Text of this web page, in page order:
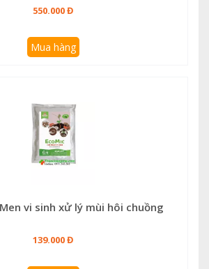
550.000 Đ
Mua hàng
vi sinh xử lý mùi hôi chuồng
139.000 Đ